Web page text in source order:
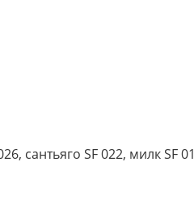
сантьяго SF 022, милк SF 01